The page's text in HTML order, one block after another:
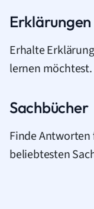
Erklärungen
Erhalte
lernen möchtest.
Sachbücher
Finde Antworten
beliebtesten